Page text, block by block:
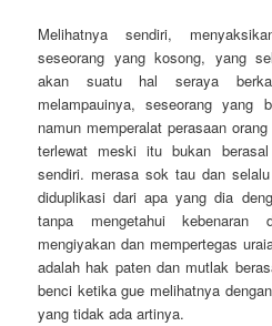
Melihatnya sendiri,
seseorang yang kosong, yang
akan suatu hal seraya
melampauinya, seseorang yang
namun memperalat perasaan
terlewat meski itu bukan
sendiri. merasa sok tau dan
diduplikasi dari apa yang dia
tanpa mengetahui
mengiyakan dan mempertegas
adalah hak paten dan mutlak
benci ketika gue melihatnya
yang tidak ada artinya.